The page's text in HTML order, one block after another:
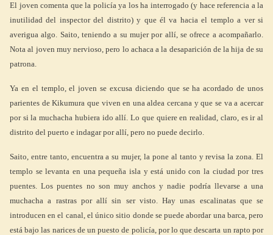
El joven comenta que la policía ya los ha interrogado (y hace referencia a la
inutilidad del inspector del distrito) y que él va hacia el templo a ver si
averigua algo. Saito, teniendo a su mujer por allí, se ofrece a acompañarlo.
Nota al joven muy nervioso, pero lo achaca a la desaparición de la hija de su
patrona.
Ya en el templo, el joven se excusa diciendo que se ha acordado de unos
parientes de Kikumura que viven en una aldea cercana y que se va a acercar
por si la muchacha hubiera ido allí. Lo que quiere en realidad, claro, es ir al
distrito del puerto e indagar por allí, pero no puede decirlo.
Saito, entre tanto, encuentra a su mujer, la pone al tanto y revisa la zona. El
templo se levanta en una pequeña isla y está unido con la ciudad por tres
puentes. Los puentes no son muy anchos y nadie podría llevarse a una
muchacha a rastras por allí sin ser visto. Hay unas escalinatas que se
introducen en el canal, el único sitio donde se puede abordar una barca, pero
está bajo las narices de un puesto de policía, por lo que descarta un rapto por